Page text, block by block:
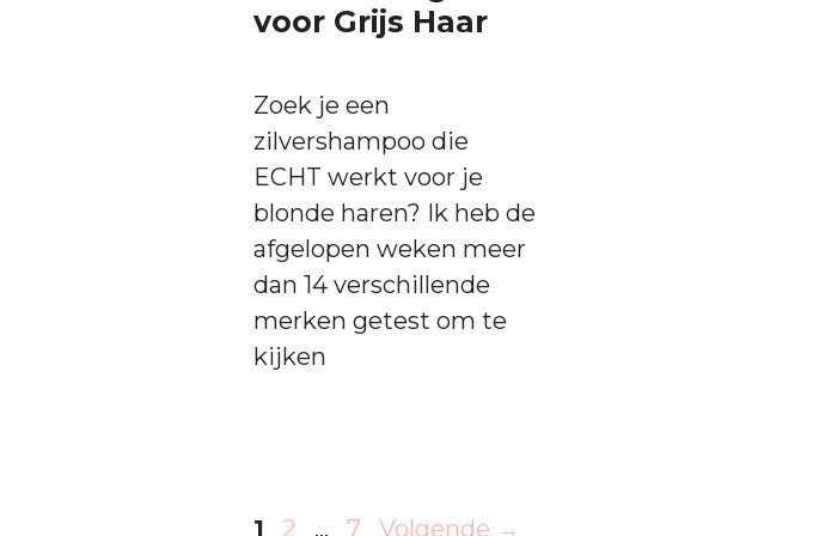
voor Grijs Haar
Zoek je een
zilvershampoo die
ECHT werkt voor je
blonde haren? Ik heb de
afgelopen weken meer
dan 14 verschillende
merken getest om te
kijken
Pagina
1 Pagina
2 … Pagina
7 Volgende →